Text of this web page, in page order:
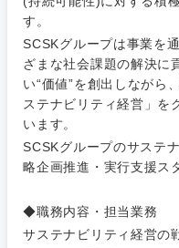
す。
SCSKグループは事業を
ざまな社会課題の解決に
い“価値”を創出しながら
ステナビリティ経営」を
います。
SCSKグループのサステ
略企画推進・実行支援ス
◆職務内容・担当業務
サステナビリティ経営の
ご希望の職種
経営企
画・事業
企画
経営ボー
ご希望の職種
経営企画・事業企画
経営ボード
管理
ご希望の業界
自動車・機械・
ご希望の勤務
秋田県
ご希望条件
希望年収
推奨年齢